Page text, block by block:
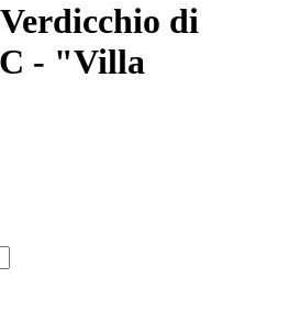
di
- "Villa